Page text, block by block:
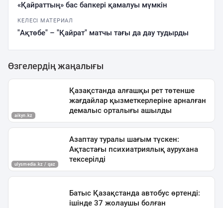
«Қайраттың» бас бапкері қамалуы мүмкін
КЕЛЕСІ МАТЕРИАЛ
"Ақтөбе" – "Қайрат" матчы тағы да дау тудырды